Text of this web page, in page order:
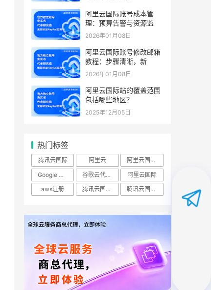
阿里云国际账号成本管
理：预算告警与资源监
2026年01月08日
阿里云国际账号修改邮箱
教程：步骤清晰，新
2026年01月08日
阿里云国际站的覆盖范围
包括哪些地区？
2025年12月05日
热门标签
腾讯云国际 阿里云
阿里云国际站
Google Cloud
谷歌云代理商
阿里云国际
aws注册
腾讯云国际实名账号 腾讯云国际账号